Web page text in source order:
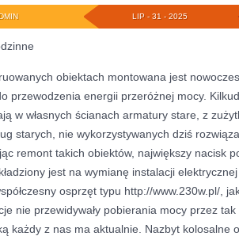
LIP - 31 - 2025
obiektach montowana jest
przewodzenia energii przeróżnej mocy.
w własnych ścianach armatury stare, z
starych, nie wykorzystywanych dziś
remont takich obiektów, największy nacisk
jest na wymianę instalacji
osprzęt typu http://www.230w.pl/,
nie przewidywały pobierania mocy przez
każdy z nas ma aktualnie. Nazbyt kolosalne